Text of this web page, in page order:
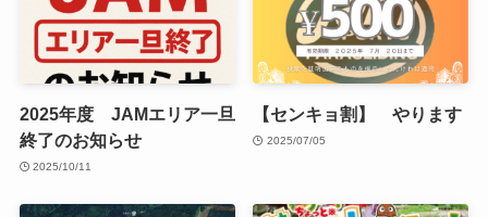
2025年度 JAMエリア一旦
終了のお知らせ
2025/10/11
【センキョ割】 やります
2025/07/05